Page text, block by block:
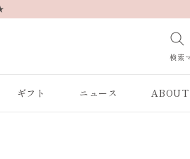
検索
ギフト ニュース